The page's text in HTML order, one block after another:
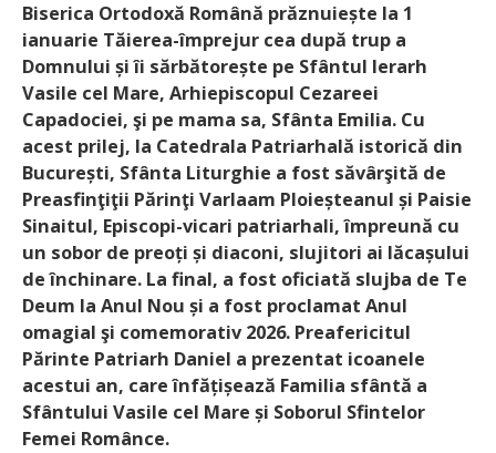
Biserica Ortodoxă Română prăznuiește la 1
ianuarie Tăierea-împrejur cea după trup a
Domnului și îi sărbătorește pe Sfântul Ierarh
Vasile cel Mare, Arhiepiscopul Cezareei
Capadociei, şi pe mama sa, Sfânta Emilia. Cu
acest prilej, la Catedrala Patriarhală istorică din
București, Sfânta Liturghie a fost săvârşită de
Preasfinţiţii Părinţi Varlaam Ploieșteanul și Paisie
Sinaitul, Episcopi-vicari patriarhali, împreună cu
un sobor de preoți și diaconi, slujitori ai lăcașului
de închinare. La final, a fost oficiată slujba de Te
Deum la Anul Nou și a fost proclamat Anul
omagial şi comemorativ 2026. Preafericitul
Părinte Patriarh Daniel a prezentat icoanele
acestui an, care înfățișează Familia sfântă a
Sfântului Vasile cel Mare și Soborul Sfintelor
Femei Românce.